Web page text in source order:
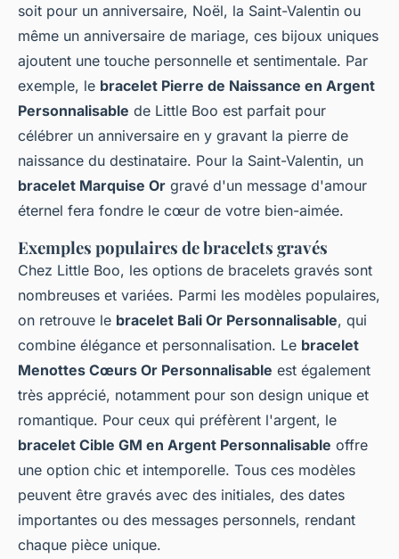
soit pour un anniversaire, Noël, la Saint-Valentin ou
même un anniversaire de mariage, ces bijoux uniques
ajoutent une touche personnelle et sentimentale. Par
exemple, le bracelet Pierre de Naissance en Argent
Personnalisable de Little Boo est parfait pour
célébrer un anniversaire en y gravant la pierre de
naissance du destinataire. Pour la Saint-Valentin, un
bracelet Marquise Or gravé d'un message d'amour
éternel fera fondre le cœur de votre bien-aimée.
Exemples populaires de bracelets gravés
Chez Little Boo, les options de bracelets gravés sont
nombreuses et variées. Parmi les modèles populaires,
on retrouve le bracelet Bali Or Personnalisable, qui
combine élégance et personnalisation. Le bracelet
Menottes Cœurs Or Personnalisable est également
très apprécié, notamment pour son design unique et
romantique. Pour ceux qui préfèrent l'argent, le
bracelet Cible GM en Argent Personnalisable offre
une option chic et intemporelle. Tous ces modèles
peuvent être gravés avec des initiales, des dates
importantes ou des messages personnels, rendant
chaque pièce unique.